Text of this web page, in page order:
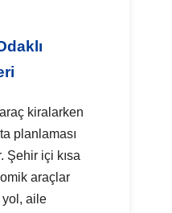
kiralarken
planlaması
Şehir içi kısa
araçlar
yol, aile